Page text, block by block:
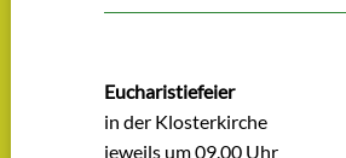
Eucharistiefeier
in der Klosterkirche
jeweils um 09.00 Uhr